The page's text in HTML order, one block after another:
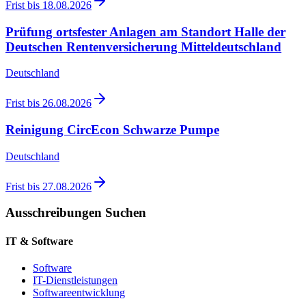
Frist bis 18.08.2026
Prüfung ortsfester Anlagen am Standort Halle der
Deutschen Rentenversicherung Mitteldeutschland
Deutschland
Frist bis 26.08.2026
Reinigung CircEcon Schwarze Pumpe
Deutschland
Frist bis 27.08.2026
Ausschreibungen Suchen
IT & Software
Software
IT-Dienstleistungen
Softwareentwicklung